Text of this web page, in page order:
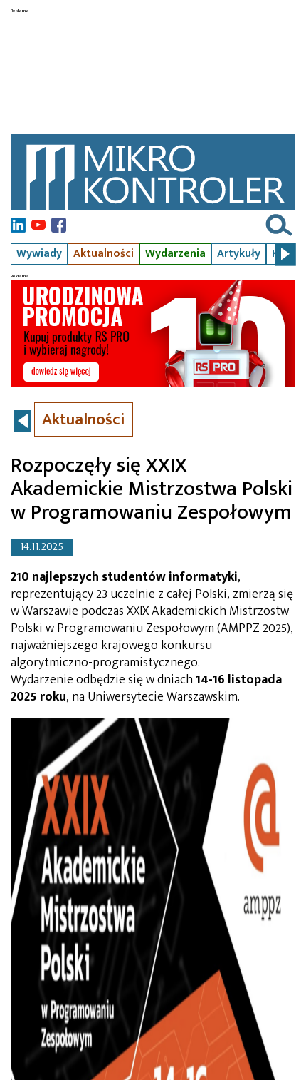
Wywiady Aktualności Wydarzenia Artykuły Kursy
Aktualności
Rozpoczęły się XXIX
Akademickie Mistrzostwa Polski
w Programowaniu Zespołowym
14.11.2025
210 najlepszych studentów informatyki,
reprezentujący 23 uczelnie z całej Polski, zmierzą się
w Warszawie podczas XXIX Akademickich Mistrzostw
Polski w Programowaniu Zespołowym (AMPPZ 2025),
najważniejszego krajowego konkursu
algorytmiczno-programistycznego.
Wydarzenie odbędzie się w dniach14-16 listopada
2025 roku, na Uniwersytecie Warszawskim.